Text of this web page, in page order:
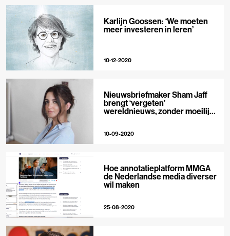
Karlijn Goossen: ‘We moeten
meer investeren in leren’
10-12-2020
Nieuwsbriefmaker Sham Jaff
brengt ‘vergeten’
wereldnieuws, zonder moeilijke
10-09-2020
Hoe annotatieplatform MMGA
de Nederlandse media diverser
wil maken
25-08-2020